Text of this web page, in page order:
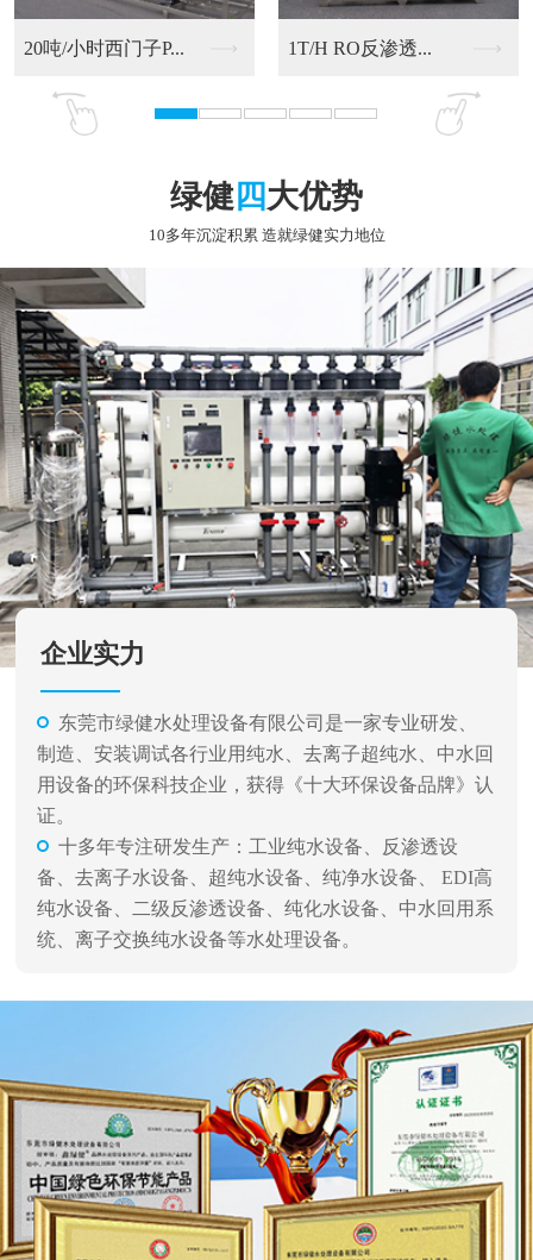
RO反渗透净化水设备 9T/H RO反渗透...
绿健 四大优势
10多年沉淀积累 造就绿健实力地位
企业实力
东莞市绿健水处理设备有限公司是一家专业研发、
制造、安装调试各行业用纯水、去离子超纯水、中水回
用设备的环保科技企业，获得《十大环保设备品牌》认
证。
十多年专注研发生产：工业纯水设备、反渗透设
备、去离子水设备、超纯水设备、纯净水设备、 EDI高
纯水设备、二级反渗透设备、纯化水设备、中水回用系
统、离子交换纯水设备等水处理设备。